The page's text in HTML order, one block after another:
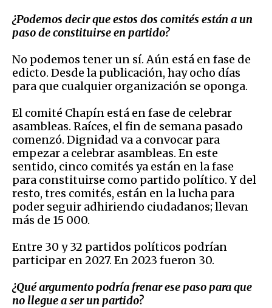
¿Podemos decir que estos dos comités están a un
paso de constituirse en partido?
No podemos tener un sí.Aún está en fase de
edicto. Desde la publicación, hay ocho días
para que cualquier organización se oponga.
El comité Chapín está en fase de celebrar
asambleas. Raíces, el fin de semana pasado
comenzó. Dignidad va a convocar para
empezar a celebrar asambleas. En este
sentido, cinco comités ya están en la fase
para constituirse como partido político. Y del
resto, tres comités, están en la lucha para
poder seguir adhiriendo ciudadanos; llevan
más de 15 000.
Entre 30 y 32 partidos políticos podrían
participar en 2027. En 2023 fueron 30.
¿Qué argumento podría frenar ese paso para que
no llegue a ser un partido?